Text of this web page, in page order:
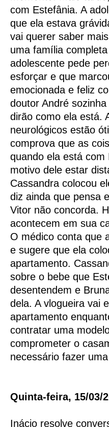
com Estefânia. A
que ela estava
vai querer saber
uma família
adolescente pede
esforçar e que
emocionada e feliz
doutor André
dirão como ela está.
neurológicos estão
comprova que as
quando ela está
motivo dele estar
Cassandra colocou
diz ainda que pensa
Vitor não concorda.
acontecem em sua
O médico conta que
e sugere que ela
apartamento.
sobre o bebe que
desentendem e
dela. A vlogueira vai
apartamento
contratar uma
comprometer o
necessário fazer
Quinta-feira, 15/03/
Inácio resolve